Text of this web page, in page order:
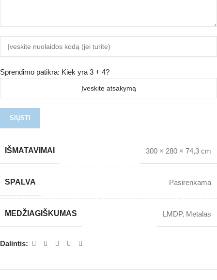
Sprendimo patikra: Kiek yra 3 + 4?
IŠMATAVIMAI 300 × 280 × 74,3 cm
SPALVA Pasirenkama
MEDŽIAGIŠKUMAS LMDP, Metalas
Dalintis: